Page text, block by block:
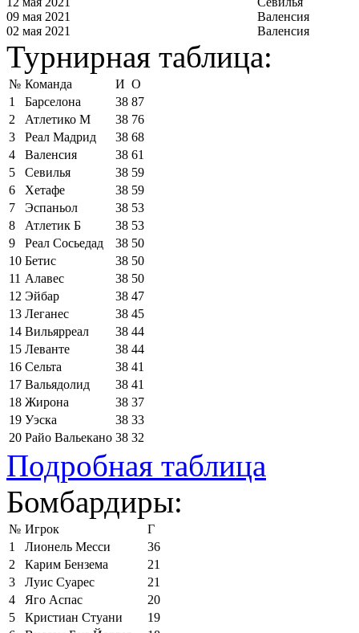
09 мая 2021
Валенсия
02 мая 2021
Валенсия
Турнирная таблица:
№ Команда И О
1
Барселона 38 87
2
Атлетико М 38 76
3
Реал Мадрид 38 68
4
Валенсия 38 61
5
Севилья 38 59
6
Хетафе 38 59
7
Эспаньол 38 53
8
Атлетик Б 38 53
9
Реал Сосьедад 38 50
10 Бетис 38 50
11 Алавес 38 50
12 Эйбар 38 47
13 Леганес 38 45
14 Вильярреал 38 44
15 Леванте 38 44
16 Сельта 38 41
17 Вальядолид 38 41
18 Жирона 38 37
19 Уэска 38 33
20 Райо Вальекано 38 32
Подробная таблица
Бомбардиры:
№ Игрок
Г
1
Лионель Месси
36
2
Карим Бензема
21
3
Луис Суарес
21
4
Яго Аспас
20
5
Кристиан Стуани
19